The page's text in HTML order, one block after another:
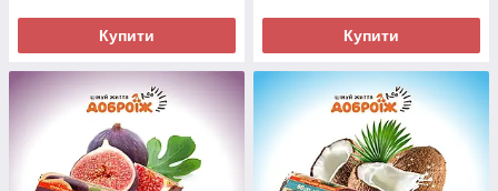
Купити Купити